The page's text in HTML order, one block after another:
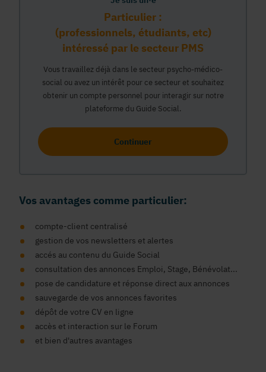
Particulier :
(professionnels, étudiants, etc)
intéressé par le secteur PMS
Vous travaillez déjà dans le secteur psycho-médico-
social ou avez un intérêt pour ce secteur et souhaitez
obtenir un compte personnel pour interagir sur notre
plateforme du Guide Social.
Continuer
Vos avantages comme particulier:
compte-client centralisé
gestion de vos newsletters et alertes
accés au contenu du Guide Social
consultation des annonces Emploi, Stage, Bénévolat...
pose de candidature et réponse direct aux annonces
sauvegarde de vos annonces favorites
dépôt de votre CV en ligne
accès et interaction sur le Forum
et bien d'autres avantages